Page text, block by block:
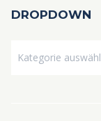
DROPDOWN